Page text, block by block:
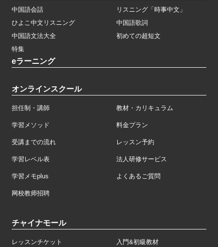
中国語会話
リスニング「時事中文」
ひよこ中文リスニング
中国語歌詞
中国語文法大全
初めての超短文
特集
eラーニング
オンラインスクール
担任制・講師 教材・カリキュラム
学習メソッド 料金プラン
受講までの流れ レッスン予約
学習レベル表 法人研修サービス
学習メモplus よくあるご質問
网校教师招聘
チャイナモール
レッスンチケット 入門&初級教材